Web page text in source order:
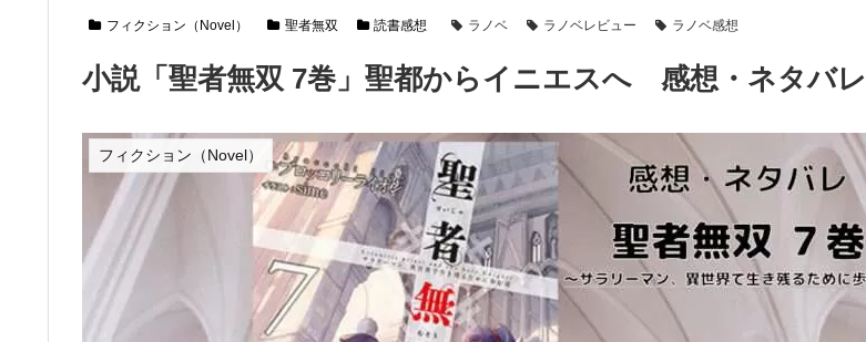
フィクション（Novel） 聖者無双 読書感想 ラノベ ラノベレビュー ラノベ感想
小説「聖者無双 7巻」聖都からイニエスへ 感想・ネタバレ
フィクション（Novel）